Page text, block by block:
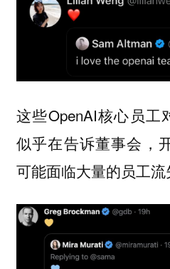
这些OpenAI核心员工
似乎在告诉董事会，
可能面临大量的员工流